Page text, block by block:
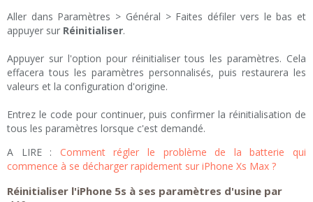
Aller dans Paramètres > Général > Faites défiler vers le bas et
appuyer sur Réinitialiser.
Appuyer sur l'option pour réinitialiser tous les paramètres. Cela
effacera tous les paramètres personnalisés, puis restaurera les
valeurs et la configuration d'origine.
Entrez le code pour continuer, puis confirmer la réinitialisation de
tous les paramètres lorsque c'est demandé.
A LIRE : Comment régler le problème de la batterie qui
commence à se décharger rapidement sur iPhone Xs Max ?
Réinitialiser l'iPhone 5s à ses paramètres d'usine par